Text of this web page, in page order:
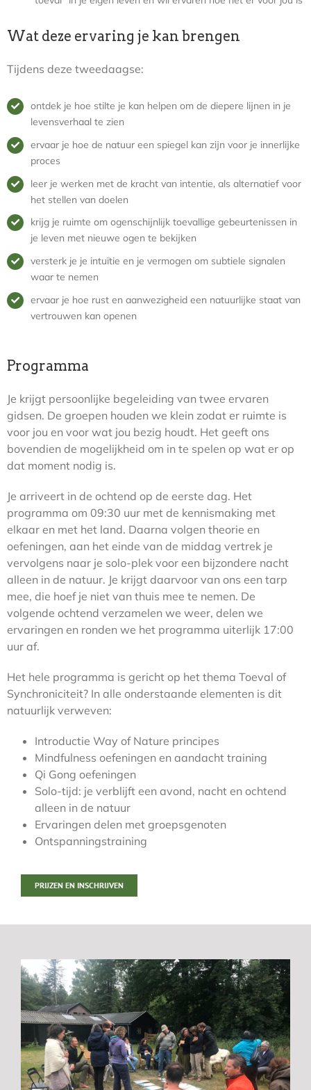
Wat deze ervaring je kan brengen
Tijdens deze tweedaagse:
ontdek je hoe stilte je kan helpen om de diepere lijnen in je
levensverhaal te zien
ervaar je hoe de natuur een spiegel kan zijn voor je innerlijke
proces
leer je werken met de kracht van intentie, als alternatief voor
het stellen van doelen
krijg je ruimte om ogenschijnlijk toevallige gebeurtenissen in
je leven met nieuwe ogen te bekijken
versterk je je intuïtie en je vermogen om subtiele signalen
waar te nemen
ervaar je hoe rust en aanwezigheid een natuurlijke staat van
vertrouwen kan openen
Programma
Je krijgt persoonlijke begeleiding van twee ervaren
gidsen. De groepen houden we klein zodat er ruimte is
voor jou en voor wat jou bezig houdt. Het geeft ons
bovendien de mogelijkheid om in te spelen op wat er op
dat moment nodig is.
Je arriveert in de ochtend op de eerste dag. Het
programma om 09:30 uur met de kennismaking met
elkaar en met het land. Daarna volgen theorie en
oefeningen, aan het einde van de middag vertrek je
vervolgens naar je solo-plek voor een bijzondere nacht
alleen in de natuur. Je krijgt daarvoor van ons een tarp
mee, die hoef je niet van thuis mee te nemen. De
volgende ochtend verzamelen we weer, delen we
ervaringen en ronden we het programma uiterlijk 17:00
uur af.
Het hele programma is gericht op het thema Toeval of
Synchroniciteit? In alle onderstaande elementen is dit
natuurlijk verweven:
Introductie Way of Nature principes
Mindfulness oefeningen en aandacht training
Qi Gong oefeningen
Solo-tijd: je verblijft een avond, nacht en ochtend
alleen in de natuur
Ervaringen delen met groepsgenoten
Ontspanningstraining
PRIJZEN EN INSCHRIJVEN